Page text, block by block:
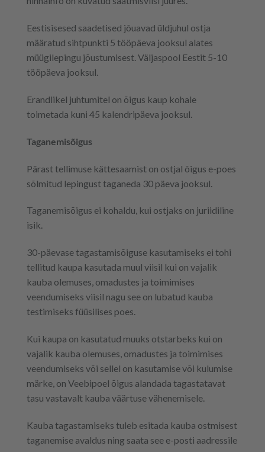
Eestisisesed saadetised jõuavad üldjuhul ostja
määratud sihtpunkti 5 tööpäeva jooksul alates
müügilepingu jõustumisest. Väljaspool Eestit 5-10
tööpäeva jooksul.
Erandlikel juhtumitel on õigus kaup kohale
toimetada kuni 45 kalendripäeva jooksul.
Taganemisõigus
Pärast tellimuse kättesaamist on ostjal õigus e-poes
sõlmitud lepingust taganeda 30 päeva jooksul.
Taganemisõigus ei kohaldu, kui ostjaks on juriidiline
isik.
30-päevase tagastamisõiguse kasutamiseks ei tohi
tellitud kaupa kasutada muul viisil kui on vajalik
kauba olemuses, omadustes ja toimimises
veendumiseks viisil nagu see on lubatud kauba
testimiseks füüsilises poes.
Kui kaupa on kasutatud muuks otstarbeks kui on
vajalik kauba olemuses, omadustes ja toimimises
veendumiseks või sellel on kasutamise või kulumise
märke, on Veebipoel õigus alandada tagastatavat
tasu vastavalt kauba väärtuse vähenemisele.
Kauba tagastamiseks tuleb esitada kauba ostmisest
taganemise avaldus ning saata see e-posti aadressile